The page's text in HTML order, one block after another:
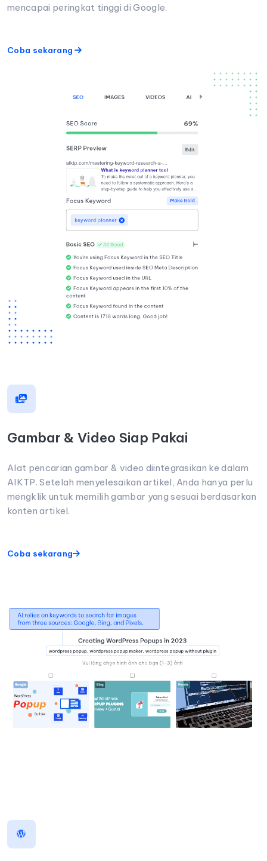
mencapai peringkat tinggi di Google.
Coba sekarang
Gambar & Video Siap Pakai
Alat pencarian gambar & video diintegrasikan ke dalam
AIKTP. Setelah menyelesaikan artikel, Anda hanya perlu
mengklik untuk memilih gambar yang sesuai berdasarkan
konten artikel.
Coba sekarang